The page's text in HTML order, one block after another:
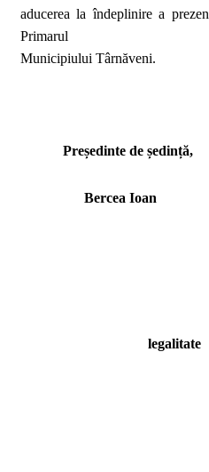
aducerea la îndeplinire a
Primarul
Municipiului Târnăveni.
Președinte de ședință,
Bercea Ioan
legalitate